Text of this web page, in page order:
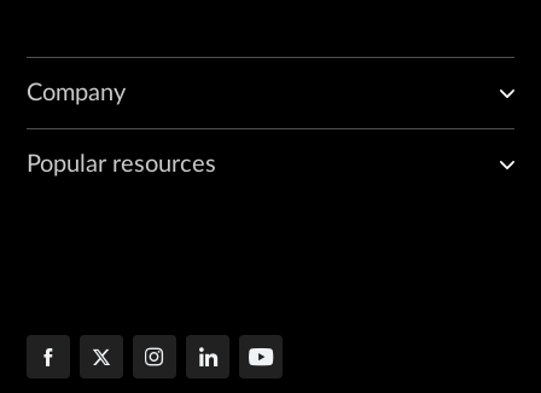
Company
Popular resources